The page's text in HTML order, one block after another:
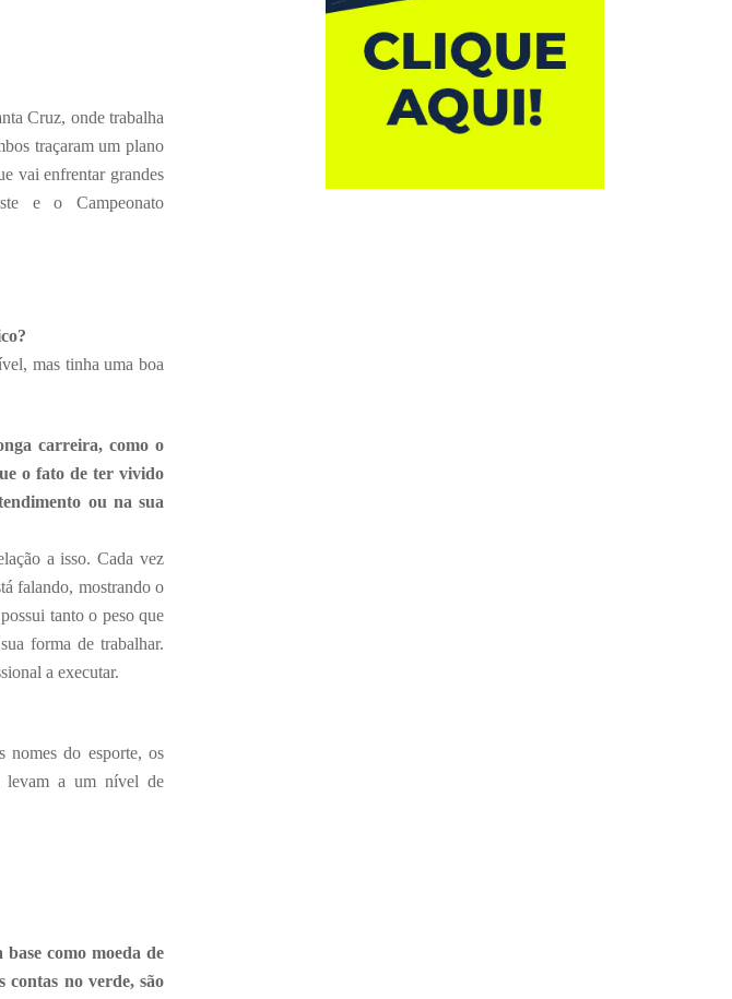
Cruz, onde trabalha
traçaram um plano
vai enfrentar grandes
e o Campeonato
mas tinha uma boa
carreira, como o
o fato de ter vivido
ou na sua
a isso. Cada vez
falando, mostrando o
tanto o peso que
forma de trabalhar.
a executar.
nomes do esporte, os
levam a um nível de
como moeda de
contas no verde, são